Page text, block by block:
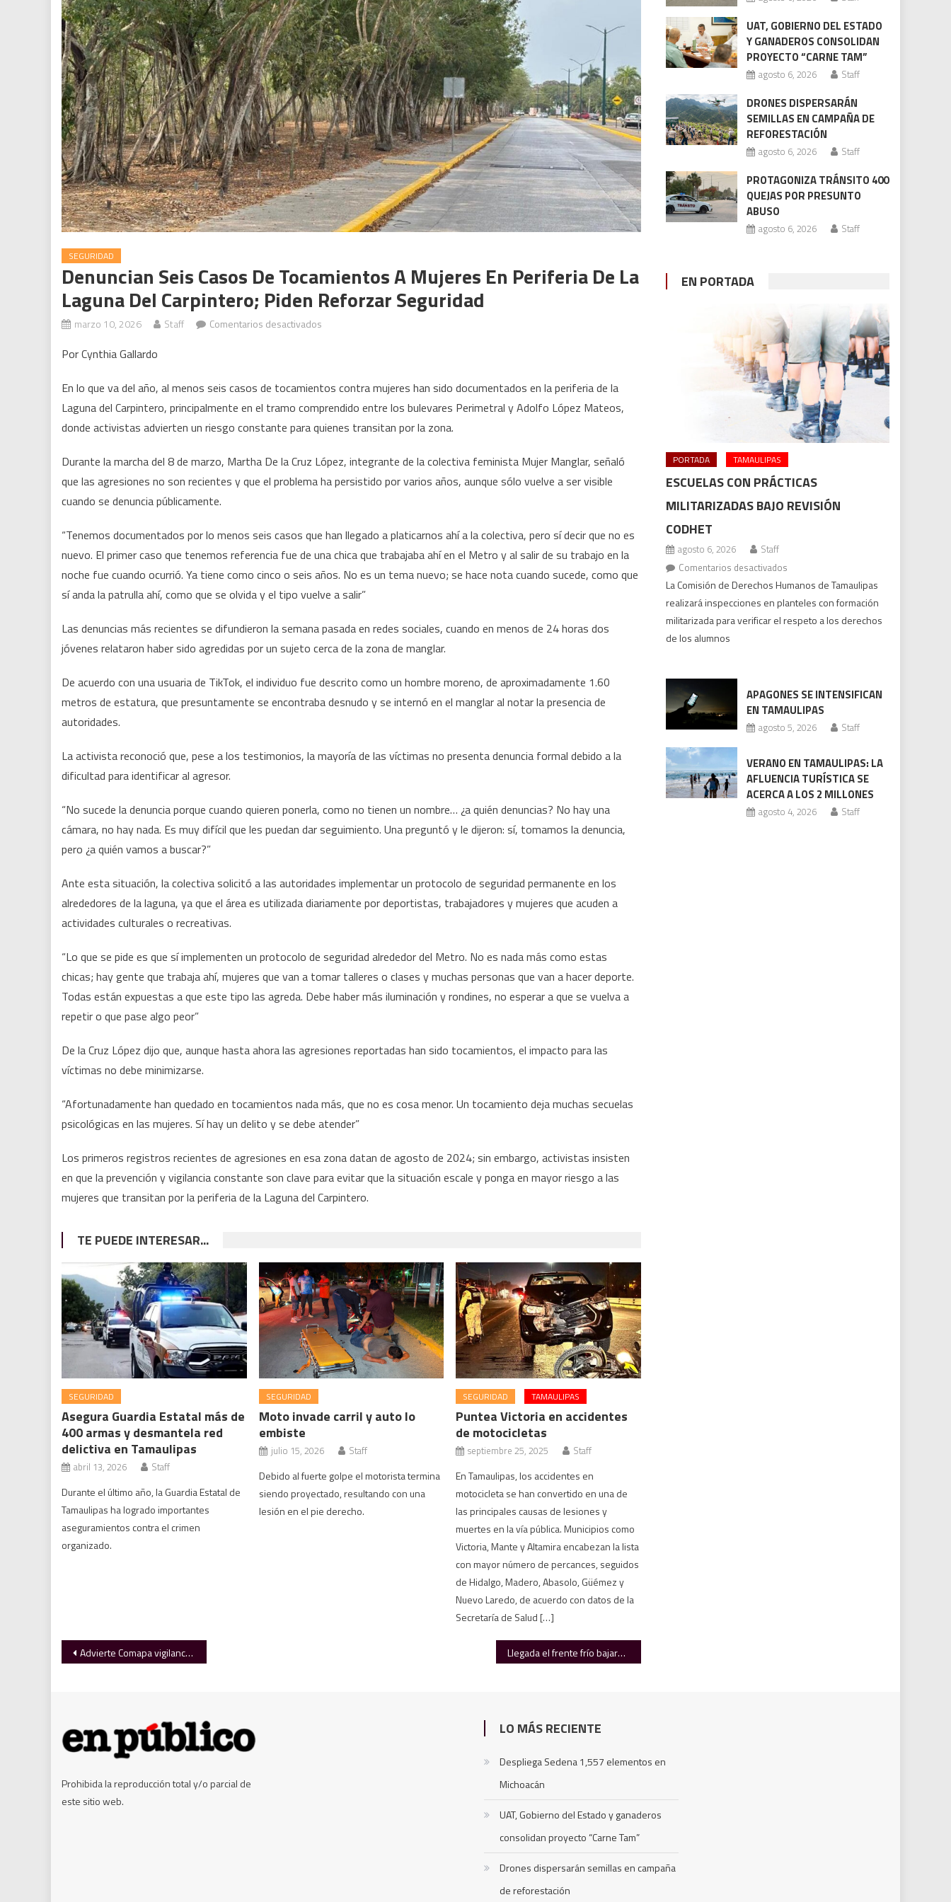
SEGURIDAD
Denuncian Seis Casos De Tocamientos A Mujeres En Periferia De La
Laguna Del Carpintero; Piden Reforzar Seguridad
marzo 10, 2026 Staff Comentarios desactivados
de
tocamientos
a
en
periferia
Laguna
del
Carpintero;
seguridad
Por Cynthia Gallardo
En lo que va del año, al menos seis casos de tocamientos contra mujeres han sido documentados en la periferia de la
Laguna del Carpintero, principalmente en el tramo comprendido entre los bulevares Perimetral y Adolfo López Mateos,
donde activistas advierten un riesgo constante para quienes transitan por la zona.
Durante la marcha del 8 de marzo, Martha De la Cruz López, integrante de la colectiva feminista Mujer Manglar, señaló
que las agresiones no son recientes y que el problema ha persistido por varios años, aunque sólo vuelve a ser visible
cuando se denuncia públicamente.
“Tenemos documentados por lo menos seis casos que han llegado a platicarnos ahí a la colectiva, pero sí decir que no es
nuevo. El primer caso que tenemos referencia fue de una chica que trabajaba ahí en el Metro y al salir de su trabajo en la
noche fue cuando ocurrió. Ya tiene como cinco o seis años. No es un tema nuevo; se hace nota cuando sucede, como que
sí anda la patrulla ahí, como que se olvida y el tipo vuelve a salir”
Las denuncias más recientes se difundieron la semana pasada en redes sociales, cuando en menos de 24 horas dos
jóvenes relataron haber sido agredidas por un sujeto cerca de la zona de manglar.
De acuerdo con una usuaria de TikTok, el individuo fue descrito como un hombre moreno, de aproximadamente 1.60
metros de estatura, que presuntamente se encontraba desnudo y se internó en el manglar al notar la presencia de
autoridades.
La activista reconoció que, pese a los testimonios, la mayoría de las víctimas no presenta denuncia formal debido a la
dificultad para identificar al agresor.
“No sucede la denuncia porque cuando quieren ponerla, como no tienen un nombre… ¿a quién denuncias? No hay una
cámara, no hay nada. Es muy difícil que les puedan dar seguimiento. Una preguntó y le dijeron: sí, tomamos la denuncia,
pero ¿a quién vamos a buscar?”
Ante esta situación, la colectiva solicitó a las autoridades implementar un protocolo de seguridad permanente en los
alrededores de la laguna, ya que el área es utilizada diariamente por deportistas, trabajadores y mujeres que acuden a
actividades culturales o recreativas.
“Lo que se pide es que sí implementen un protocolo de seguridad alrededor del Metro. No es nada más como estas
chicas; hay gente que trabaja ahí, mujeres que van a tomar talleres o clases y muchas personas que van a hacer deporte.
Todas están expuestas a que este tipo las agreda. Debe haber más iluminación y rondines, no esperar a que se vuelva a
repetir o que pase algo peor”
De la Cruz López dijo que, aunque hasta ahora las agresiones reportadas han sido tocamientos, el impacto para las
víctimas no debe minimizarse.
“Afortunadamente han quedado en tocamientos nada más, que no es cosa menor. Un tocamiento deja muchas secuelas
psicológicas en las mujeres. Sí hay un delito y se debe atender”
Los primeros registros recientes de agresiones en esa zona datan de agosto de 2024; sin embargo, activistas insisten
en que la prevención y vigilancia constante son clave para evitar que la situación escale y ponga en mayor riesgo a las
mujeres que transitan por la periferia de la Laguna del Carpintero.
TE PUEDE INTERESAR...
SEGURIDAD
Asegura Guardia Estatal más de
400 armas y desmantela red
delictiva en Tamaulipas
abril 13, 2026 Staff
Durante el último año, la Guardia Estatal de
Tamaulipas ha logrado importantes
aseguramientos contra el crimen
organizado.
SEGURIDAD
Moto invade carril y auto lo
embiste
julio 15, 2026 Staff
Debido al fuerte golpe el motorista termina
siendo proyectado, resultando con una
lesión en el pie derecho.
SEGURIDAD TAMAULIPAS
Puntea Victoria en accidentes
de motocicletas
septiembre 25, 2025 Staff
En Tamaulipas, los accidentes en
motocicleta se han convertido en una de
las principales causas de lesiones y
muertes en la vía pública. Municipios como
Victoria, Mante y Altamira encabezan la lista
con mayor número de percances, seguidos
de Hidalgo, Madero, Abasolo, Güémez y
Nuevo Laredo, de acuerdo con datos de la
Secretaría de Salud […]
Navegación
Advierte Comapa vigilancia y sanciones por uso indebido del agua Llegada el frente frío bajará el calor en Tamaulipas
UAT, GOBIERNO DEL ESTADO
Y GANADEROS CONSOLIDAN
PROYECTO “CARNE TAM”
agosto 6, 2026 Staff
DRONES DISPERSARÁN
SEMILLAS EN CAMPAÑA DE
REFORESTACIÓN
agosto 6, 2026 Staff
PROTAGONIZA TRÁNSITO 400
QUEJAS POR PRESUNTO
ABUSO
agosto 6, 2026 Staff
EN PORTADA
PORTADA TAMAULIPAS
ESCUELAS CON PRÁCTICAS
MILITARIZADAS BAJO REVISIÓN
CODHET
agosto 6, 2026
Staff
Comentarios desactivados
Escuelas
con
prácticas
La Comisión de Derechos Humanos de Tamaulipas
realizará inspecciones en planteles con formación
militarizada para verificar el respeto a los derechos
de los alumnos
APAGONES SE INTENSIFICAN
EN TAMAULIPAS
agosto 5, 2026 Staff
VERANO EN TAMAULIPAS: LA
AFLUENCIA TURÍSTICA SE
ACERCA A LOS 2 MILLONES
agosto 4, 2026 Staff
Prohibida la reproducción total y/o parcial de
este sitio web.
LO MÁS RECIENTE
Despliega Sedena 1,557 elementos en
Michoacán
UAT, Gobierno del Estado y ganaderos
consolidan proyecto “Carne Tam”
Drones dispersarán semillas en campaña
de reforestación